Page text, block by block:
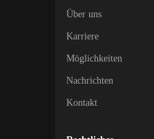
Über uns
Karriere
Möglichkeiten
Nachrichten
Kontakt